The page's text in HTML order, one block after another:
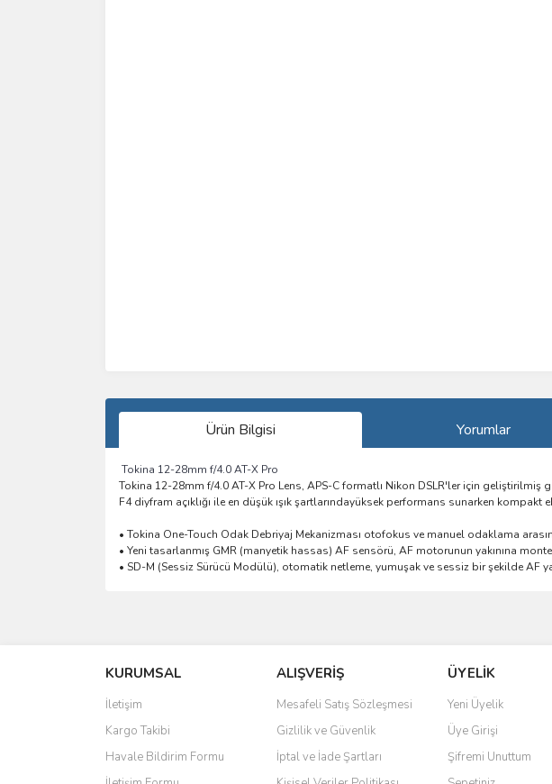
Ürün Bilgisi Yorumlar
Tokina 12-28mm f/4.0 AT-X Pro
Tokina 12-28mm f/4.0 AT-X Pro Lens, APS-C formatlı Nikon DSLR'ler için
F4 diyfram açıklığı ile en düşük ışık şartlarındayüksek performans sunarken kompakt
• Tokina One-Touch Odak Debriyaj Mekanizması otofokus ve manuel odaklama
• Yeni tasarlanmış GMR (manyetik hassas) AF sensörü, AF motorunun yakınına
• SD-M (Sessiz Sürücü Modülü), otomatik netleme, yumuşak ve sessiz bir şekilde
Ürün resmi kalitesiz, bozuk veya görüntülenemiyor.
Ürün açıklamasında eksik bilgiler bulunuyor.
Ürün bilgilerinde hatalar bulunuyor.
Ürün fiyatı diğer sitelerden daha pahalı.
Bu ürüne benzer farklı alternatifler olmalı.
KURUMSAL
İletişim
Kargo Takibi
Havale Bildirim Formu
ALIŞVERİŞ
Mesafeli Satış Sözleşmesi
Gizlilik ve Güvenlik
İptal ve İade Şartları
ÜYELİK
Yeni Üyelik
Üye Girişi
Şifremi Unuttum